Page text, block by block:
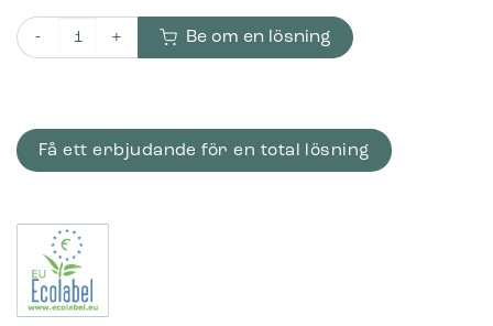
Bica Modell 231 Avfallsbehållare 120 liter Öppet inkast mängd
Be om en lösning
Få ett erbjudande för en total lösning